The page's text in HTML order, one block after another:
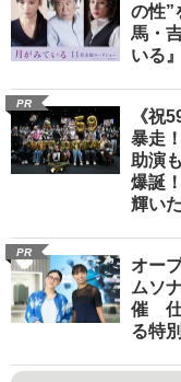
の性”
馬・
いる』
PR
《祝
暴走
助演
爆誕
輝い
PR
オー
ムソ
催 仕
る特